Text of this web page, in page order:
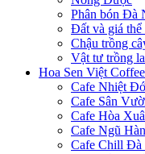
Phân bón Đà
Đất và giá thể
Chậu trồng
Vật tư trồng
Hoa Sen Việt
Cafe Nhiệt
Cafe Sân
Cafe Hòa
Cafe Ngũ
Cafe Chill Đà